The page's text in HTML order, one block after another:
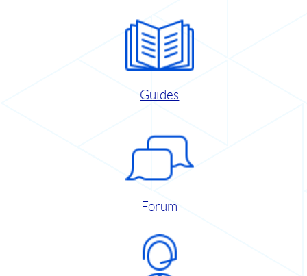
Guides
Forum